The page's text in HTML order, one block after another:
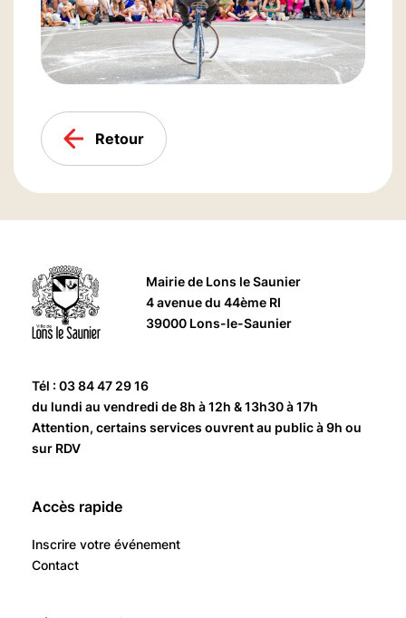
Retour
Mairie de Lons le Saunier
4 avenue du 44ème RI
39000 Lons-le-Saunier
Tél : 03 84 47 29 16
du lundi au vendredi de 8h à 12h & 13h30 à 17h
Attention, certains services ouvrent au public à 9h ou
sur RDV
Accès rapide
Inscrire votre événement
Contact